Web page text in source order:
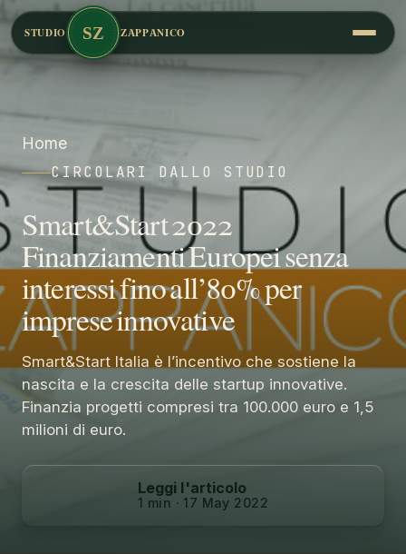
STUDIO SZ ZAPPANICO
Home
CIRCOLARI DALLO STUDIO
Smart&Start 2022
Finanziamenti Europei senza
interessi fino all’80% per
imprese innovative
Smart&Start Italia è l’incentivo che sostiene la
nascita e la crescita delle startup innovative.
Finanzia progetti compresi tra 100.000 euro e 1,5
milioni di euro.
Leggi l'articolo
1 min · 17 May 2022